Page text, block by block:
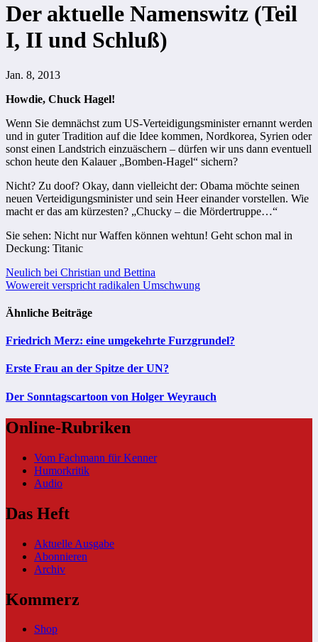
Der aktuelle Namenswitz (Teil
I, II und Schluß)
Jan. 8, 2013
Howdie, Chuck Hagel!
Wenn Sie demnächst zum US-Verteidigungsminister ernannt werden
und in guter Tradition auf die Idee kommen, Nordkorea, Syrien oder
sonst einen Landstrich einzuäschern – dürfen wir uns dann eventuell
schon heute den Kalauer „Bomben-Hagel“ sichern?
Nicht? Zu doof? Okay, dann vielleicht der: Obama möchte seinen
neuen Verteidigungsminister und sein Heer einander vorstellen. Wie
macht er das am kürzesten? „Chucky – die Mördertruppe…“
Sie sehen: Nicht nur Waffen können wehtun! Geht schon mal in
Deckung: Titanic
Beitragsnavigation
Neulich bei Christian und Bettina
Wowereit verspricht radikalen Umschwung
Ähnliche Beiträge
Friedrich Merz: eine umgekehrte Furzgrundel?
Erste Frau an der Spitze der UN?
Der Sonntagscartoon von Holger Weyrauch
Online-Rubriken
Vom Fachmann für Kenner
Humorkritik
Audio
Das Heft
Aktuelle Ausgabe
Abonnieren
Archiv
Kommerz
Shop